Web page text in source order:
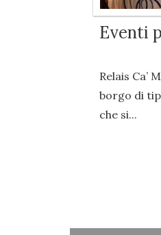
Eventi
Relais Ca’
borgo di
che si...